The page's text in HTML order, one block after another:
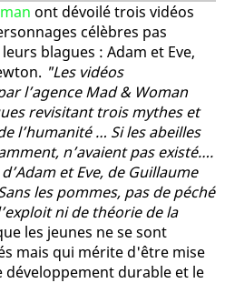
ont dévoilé trois vidéos
célèbres pas
blagues : Adam et Eve,
"Les vidéos
l’agence Mad & Woman
revisitant trois mythes et
l’humanité … Si les abeilles
n’avaient pas existé….
et Eve, de Guillaume
les pommes, pas de péché
ni de théorie de la
les jeunes ne se sont
mais qui mérite d'être mise
durable et le